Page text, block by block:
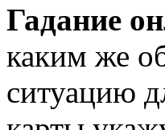
Гадание
каким же
ситуацию